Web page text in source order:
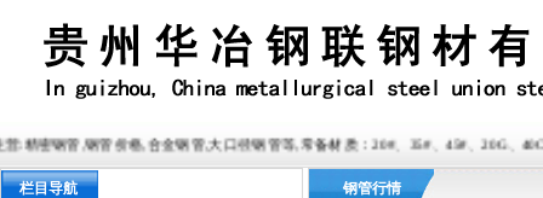
密钢管,钢管价格,合金钢管,大口径钢管等,常备材质：20#、35#、45#、20G、
栏目导航 钢管行情